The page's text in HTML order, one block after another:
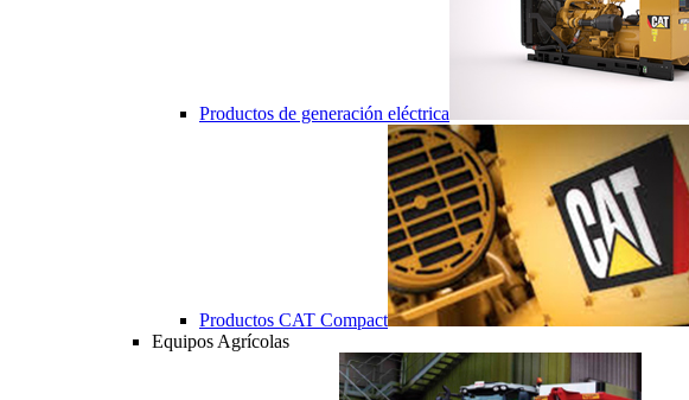
Productos de generación eléctrica
Productos CAT Compact
Equipos Agrícolas